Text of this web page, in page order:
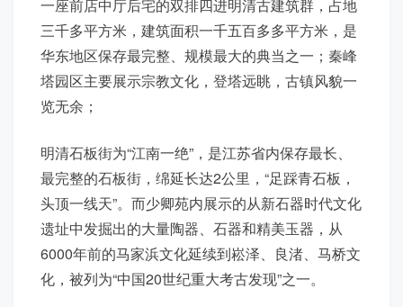
一座前店中厅后宅的双排四进明清古建筑群，占地
三千多平方米，建筑面积一千五百多多平方米，是
华东地区保存最完整、规模最大的典当之一；秦峰
塔园区主要展示宗教文化，登塔远眺，古镇风貌一
览无余；
明清石板街为“江南一绝”，是江苏省内保存最长、
最完整的石板街，绵延长达2公里，“足踩青石板，
头顶一线天”。而少卿苑内展示的从新石器时代文化
遗址中发掘出的大量陶器、石器和精美玉器，从
6000年前的马家浜文化延续到崧泽、良渚、马桥文
化，被列为“中国20世纪重大考古发现”之一。